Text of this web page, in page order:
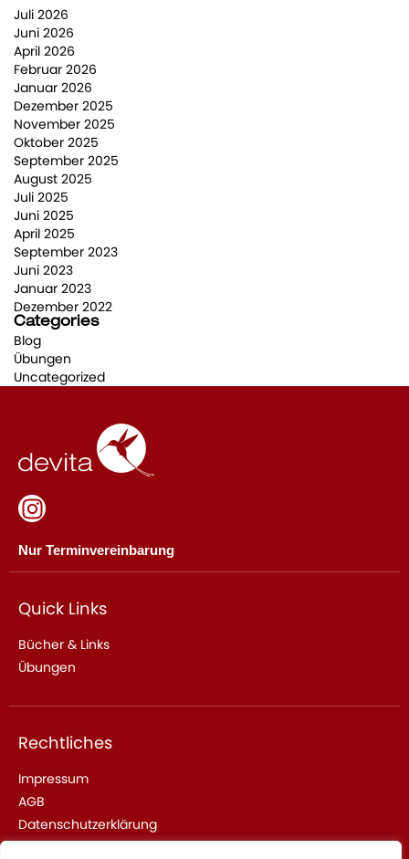
Juli 2026
Juni 2026
April 2026
Februar 2026
Januar 2026
Dezember 2025
November 2025
Oktober 2025
September 2025
August 2025
Juli 2025
Juni 2025
April 2025
September 2023
Juni 2023
Januar 2023
Dezember 2022
Categories
Blog
Übungen
Uncategorized
Nur Terminvereinbarung
Quick Links
Bücher & Links
Übungen
Rechtliches
Impressum
AGB
Datenschutzerklärung